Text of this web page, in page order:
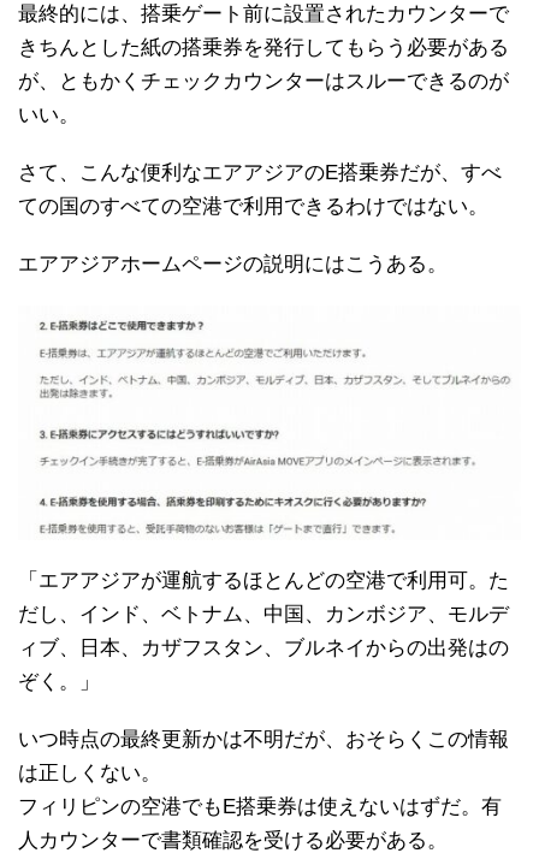
最終的には、搭乗ゲート前に設置されたカウンターで
きちんとした紙の搭乗券を発行してもらう必要がある
が、ともかくチェックカウンターはスルーできるのが
いい。
さて、こんな便利なエアアジアのE搭乗券だが、すべ
ての国のすべての空港で利用できるわけではない。
エアアジアホームページの説明にはこうある。
「エアアジアが運航するほとんどの空港で利用可。た
だし、インド、ベトナム、中国、カンボジア、モルデ
ィブ、日本、カザフスタン、ブルネイからの出発はの
ぞく。」
いつ時点の最終更新かは不明だが、おそらくこの情報
は正しくない。
フィリピンの空港でもE搭乗券は使えないはずだ。有
人カウンターで書類確認を受ける必要がある。